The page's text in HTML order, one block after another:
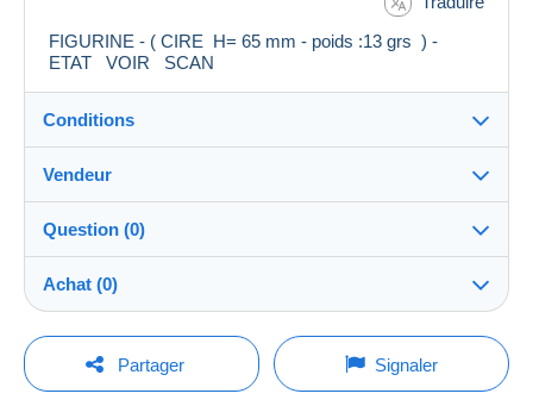
FIGURINE - ( CIRE H= 65 mm - poids :13 grs ) -
ETAT VOIR SCAN
Conditions
Destination :
Voir la liste des pays
Remise en main propre :
Oui
Envoi après paiement
Frais :
Vendeur
dancad100%(13461x)
Boutique
Question (0)
Pour poser une question, vous devez ouvrir
une session.
Achat (0)
Dernière actualisation : 05:48:29
Partager Signaler